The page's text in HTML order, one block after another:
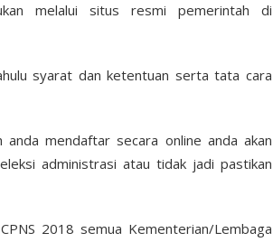
melalui situs resmi pemerintah di
syarat dan ketentuan serta tata cara
mendaftar secara online anda akan
administrasi atau tidak jadi pastikan
2018 semua Kementerian/Lembaga